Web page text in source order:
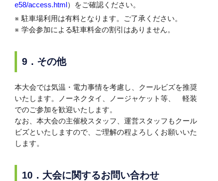
e58/access.html ）をご確認ください。
駐車場利用は有料となります。ご了承ください。
学会参加による駐車料金の割引はありません。
9．その他
本大会では気温・電力事情を考慮し、クールビズを推奨
いたします。ノーネクタイ、ノージャケット等、 軽装
でのご参加を歓迎いたします。
なお、本大会の主催校スタッフ、運営スタッフもクール
ビズといたしますので、ご理解の程よろしくお願いいた
します。
10．大会に関するお問い合わせ